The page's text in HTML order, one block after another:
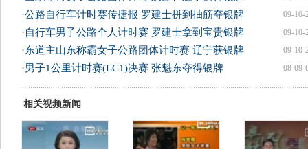
09-10-
·公路自行车计时赛传捷报 罗建士拼到抽筋夺银牌
09-10-
·自行车男子公路个人计时赛 罗建士拿到宝贵银牌
09-10-
·东道主山东称霸女子公路团体计时赛 辽宁获银牌
08-09-
·男子1公里计时赛(LC1)决赛 张魁东夺得银牌
相关视频新闻